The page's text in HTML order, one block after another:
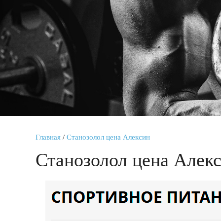
Главная / Станозолол цена Алексин
Станозолол цена